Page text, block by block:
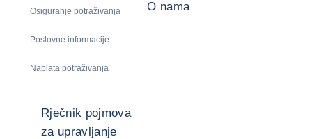
Osiguranje potraživanja
Poslovne informacije
Naplata potraživanja
O nama
Rječnik pojmova
za upravljanje